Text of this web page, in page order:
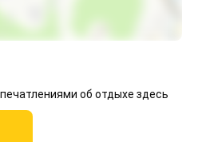
об отдыхе здесь